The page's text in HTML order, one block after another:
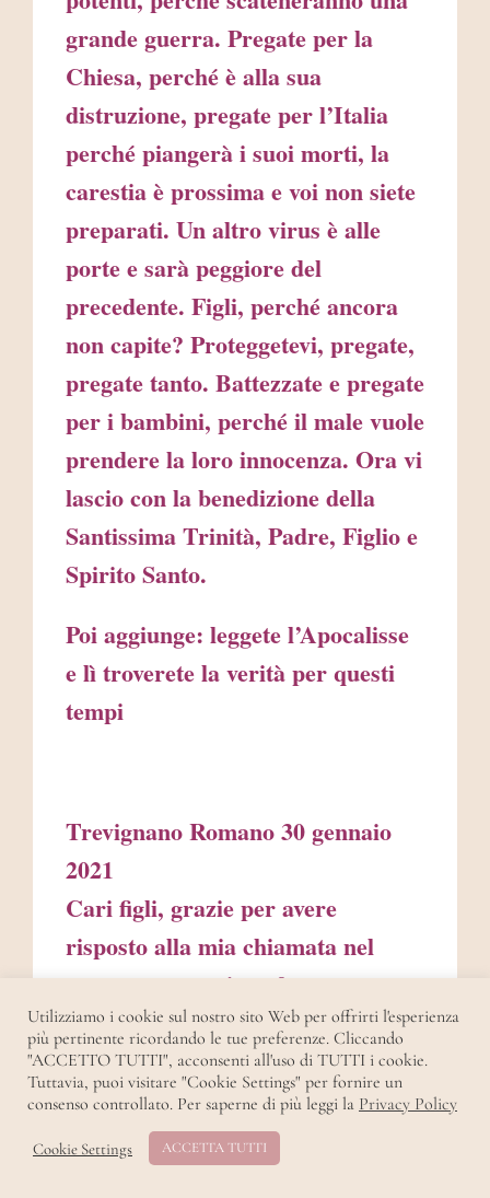
grande guerra. Pregate per la
Chiesa, perché è alla sua
distruzione, pregate per l’Italia
perché piangerà i suoi morti, la
carestia è prossima e voi non siete
preparati. Un altro virus è alle
porte e sarà peggiore del
precedente. Figli, perché ancora
non capite? Proteggetevi, pregate,
pregate tanto. Battezzate e pregate
per i bambini, perché il male vuole
prendere la loro innocenza. Ora vi
lascio con la benedizione della
Santissima Trinità, Padre, Figlio e
Spirito Santo.
Poi aggiunge: leggete l’Apocalisse
e lì troverete la verità per questi
tempi
Trevignano Romano 30 gennaio
2021
Cari figli, grazie per avere
risposto alla mia chiamata nel
vostro cuore, mi conforta
guardarvi nella preghiera con la
fede nel cuore. Figli, guardate ciò
che sta accadendo intorno a voi, le
catastrofi naturali non si sono fatte
attendere nel mondo e
Utilizziamo i cookie sul nostro sito Web per offrirti l'esperienza
più pertinente ricordando le tue preferenze. Cliccando
"ACCETTO TUTTI", acconsenti all'uso di TUTTI i cookie.
Tuttavia, puoi visitare "Cookie Settings" per fornire un
consenso controllato. Per saperne di più leggi la Privacy Policy
Cookie Settings ACCETTA TUTTI